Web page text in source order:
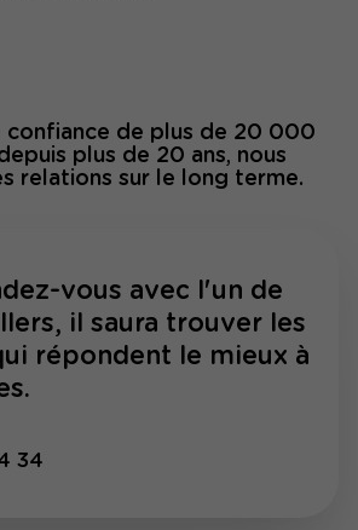
confiance de plus de 20 000
plus de 20 ans, nous
relations sur le long terme.
vous avec l'un de
il saura trouver les
répondent le mieux à
34